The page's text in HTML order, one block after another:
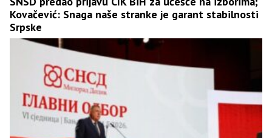
Kovačević: Snaga naše stranke je garant stabilnosti
Srpske